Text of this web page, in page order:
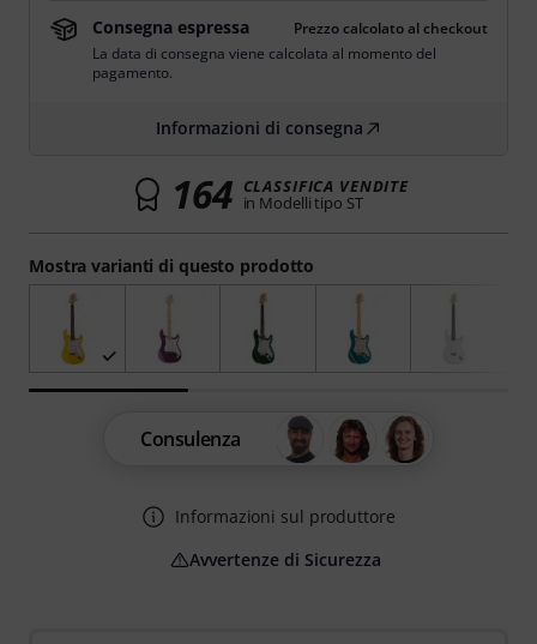
Mostra varianti di questo prodotto
Consegna espressa
Prezzo calcolato al checkout
La data di consegna viene calcolata al momento del
pagamento.
Informazioni di consegna
164 CLASSIFICA VENDITE
in Modelli tipo ST
Consulenza
Informazioni sul produttore
Avvertenze di Sicurezza